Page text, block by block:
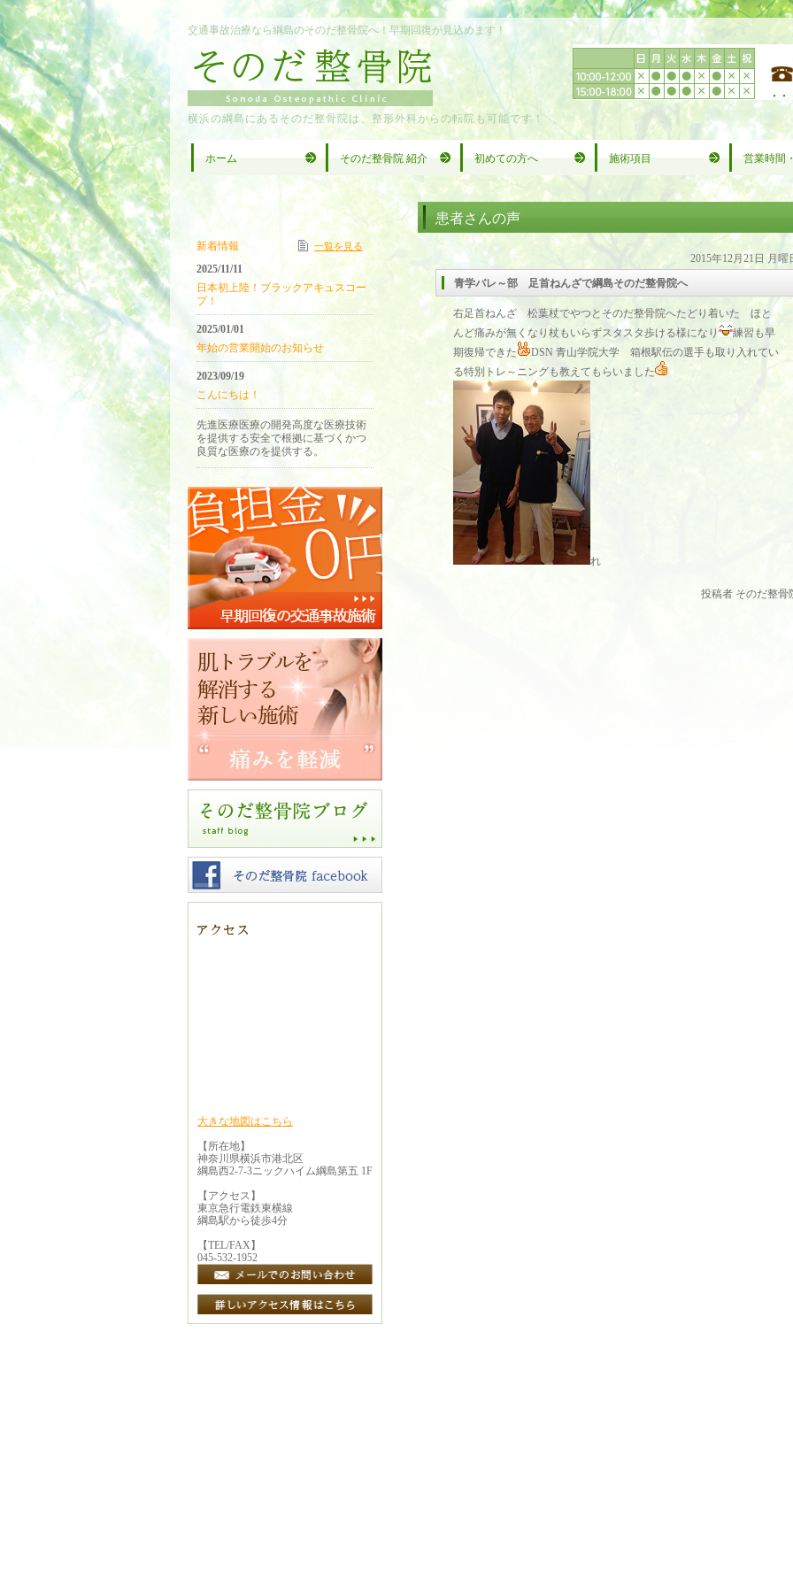
交通事故治療なら綱島のそのだ整骨院へ！早期回復が見込めます！
横浜の綱島にあるそのだ整骨院は、整形外科からの転院も可能です！
ホーム そのだ整骨院 紹介 初めての方へ 施術項目 営業時間
患者さんの声
2015年12月21日 月曜
青学バレ～部 足首ねんざで綱島そのだ整骨院へ
右足首ねんざ 松葉杖でやつとそのだ整骨院へたどり着いた ほと
んど痛みが無くなり杖もいらずスタスタ歩ける様になり
練習も早
期復帰できた
DSN 青山学院大学 箱根駅伝の選手も取り入れてい
る特別トレ～ニングも教えてもらいました
れ
投稿者 そのだ整骨
新着情報 一覧を見る
2025/11/11
日本初上陸！ブラックアキュスコー
プ！
2025/01/01
年始の営業開始のお知らせ
2023/09/19
こんにちは！
先進医療医療の開発高度な医療技術
を提供する安全で根拠に基づくかつ
良質な医療のを提供する。
大きな地図はこちら
【所在地】
神奈川県横浜市港北区
綱島西2-7-3ニックハイム綱島第五 1F
【アクセス】
東京急行電鉄東横線
綱島駅から徒歩4分
【TEL/FAX】
045-532-1952